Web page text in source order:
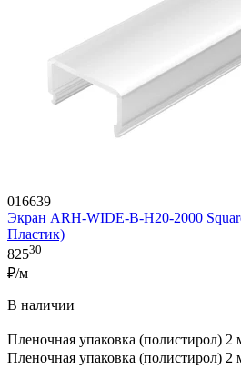
016639
Экран ARH-WIDE-B-H20-2000
Пластик)
82530
₽/м
В наличии
Пленочная упаковка (полистирол)
Пленочная упаковка (полистирол) 2